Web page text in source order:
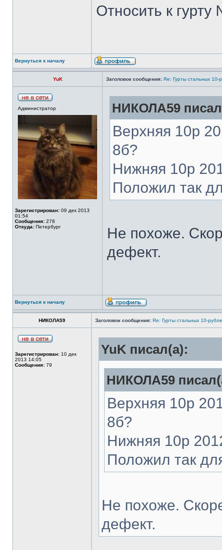
Относить к
Вернуться к началу
YuK Заголовок сообщения: Re: Гурты стальных 10-
Администратор
Зарегистрирован: 09 дек 2013
01:54
Сообщения: 278
Откуда: Петербург
НИКОЛА59
Верхняя 10р
8б?
Нижняя 10р
Положил так
Не похоже.
дефект.
Вернуться к началу
НИКОЛА59 Заголовок сообщения: Re: Гурты стальных 10-
Зарегистрирован: 10 дек
2013 14:05
Сообщения: 79
YuK писал(а):
НИКОЛА59
Верхняя 10р
8б?
Нижняя 10р
Положил так
Не похоже.
дефект.